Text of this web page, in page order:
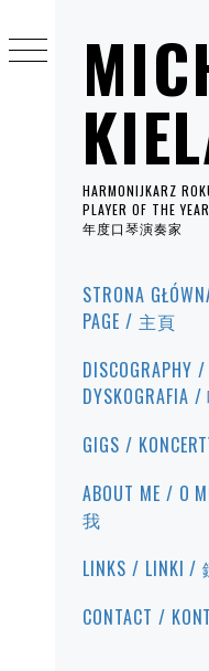
HARMONIJKARZ
PLAYER OF THE
年度口琴演奏家
główneSTRONA
PAGE / 主頁
DISCOGRAPHY /
DYSKOGRAFIA
GIGS /
ABOUT ME / O
我
LINKS / LINKI /
CONTACT /
treści